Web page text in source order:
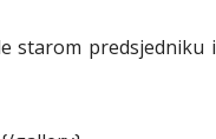
starom predsjedniku i